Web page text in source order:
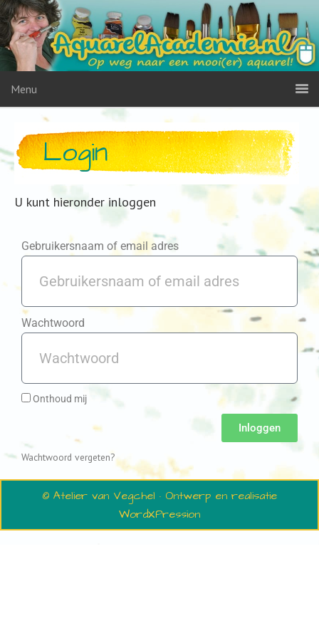
Menu
Login
U kunt hieronder inloggen
Gebruikersnaam of email adres
Wachtwoord
Onthoud mij
Inloggen
Wachtwoord vergeten?
© Atelier van Vegchel · Ontwerp en realisatie
WordXPression